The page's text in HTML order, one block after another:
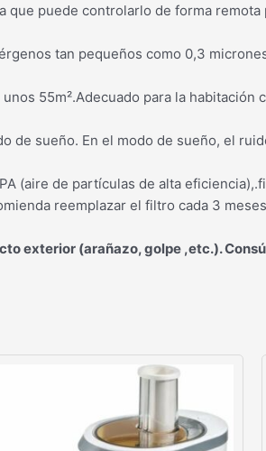
puede controlarlo de forma
tan pequeños como 0,3
55m².Adecuado para la
de sueño. En el modo de sueño, el
(aire de partículas de alta
reemplazar el filtro cada 3
exterior (arañazo, golpe ,etc.).